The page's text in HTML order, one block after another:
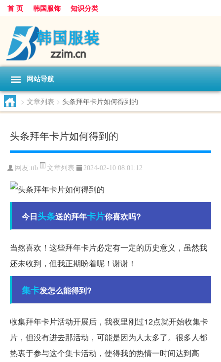
首 页 韩国服饰 知识分类
网站导航
> 文章列表 > 头条拜年卡片如何得到的
头条拜年卡片如何得到的
网友:ttb 文章列表 2024-02-10 08:01:12
今日头条送的拜年卡片你喜欢吗?
当然喜欢！这些拜年卡片必定有一定的历史意义，虽然我
还未收到，但我正期盼着呢！谢谢！
集卡发怎么能得到?
收集拜年卡片活动开展后，我夜里刚过12点就开始收集卡
片，但没有进去那活动，可能是因为人太多了。很多人都
热衷于参与这个集卡活动，使得我的热情一时间达到高